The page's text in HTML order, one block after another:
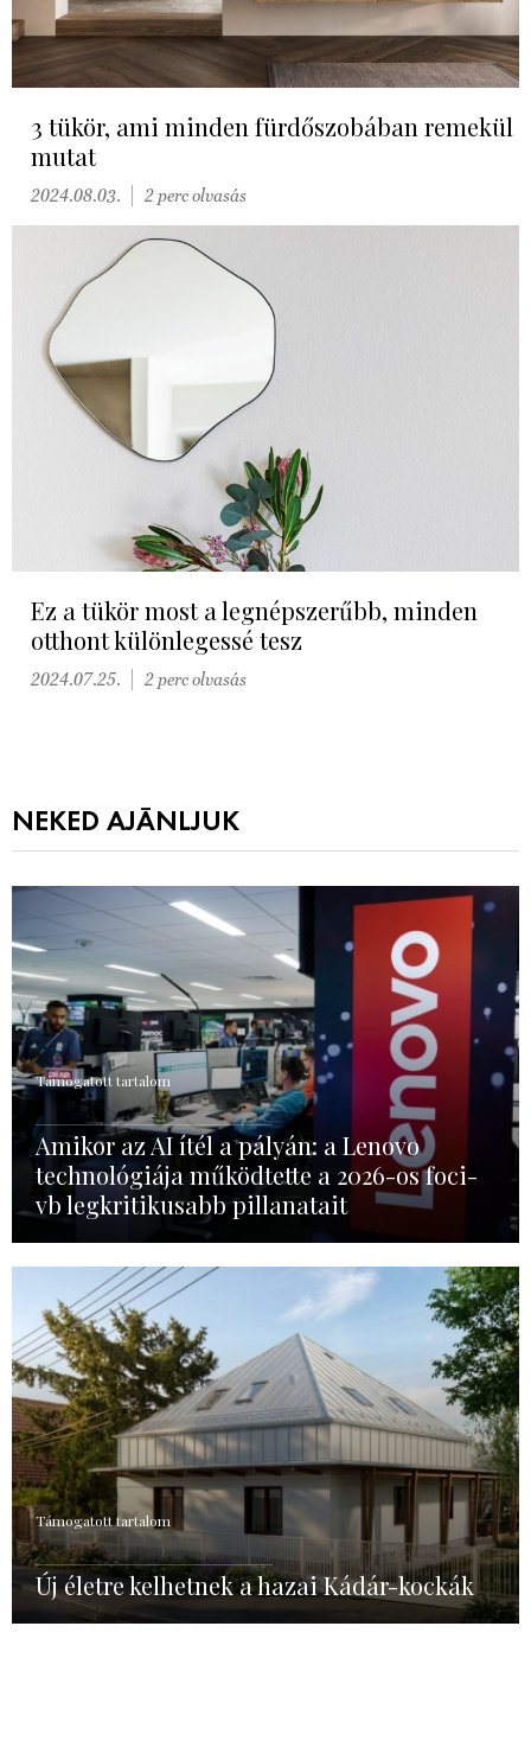
3 tükör, ami minden fürdőszobában remekül
mutat
2024.08.03. 2 perc olvasás
Ez a tükör most a legnépszerűbb, minden
otthont különlegessé tesz
2024.07.25. 2 perc olvasás
NEKED AJÁNLJUK
Támogatott tartalom
Amikor az AI ítél a pályán: a Lenovo
technológiája működtette a 2026-os foci-
vb legkritikusabb pillanatait
Támogatott tartalom
Új életre kelhetnek a hazai Kádár-kockák